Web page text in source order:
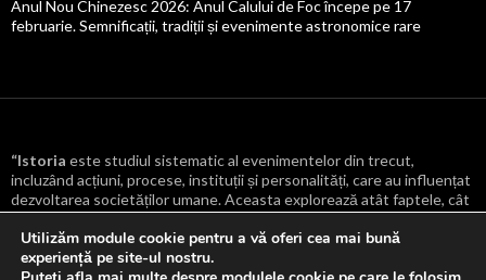
Anul Nou Chinezesc 2026: Anul Calului de Foc începe pe 17
februarie. Semnificații, tradiții și evenimente astronomice rare
“Istoria este studiul sistematic al evenimentelor din trecut,
incluzând acțiuni, procese, instituții și personalități, care au influențat
dezvoltarea societăților umane. Aceasta explorează atât faptele, cât
și cauzele și consecințele lor, oferind o înțelegere mai profundă a
transformărilor culturale, politice, economice și sociale care au
modelat lumea. “
Utilizăm module cookie pentru a vă oferi cea mai bună
experiență pe site-ul nostru.